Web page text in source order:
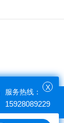
X
服务热线：
15928089229